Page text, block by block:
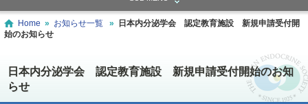
Home » お知らせ一覧 »
日本内分泌学会 認定教育施設 新規申請受付開
始のお知らせ
日本内分泌学会 認定教育施設 新規申請受付開始のお知
らせ